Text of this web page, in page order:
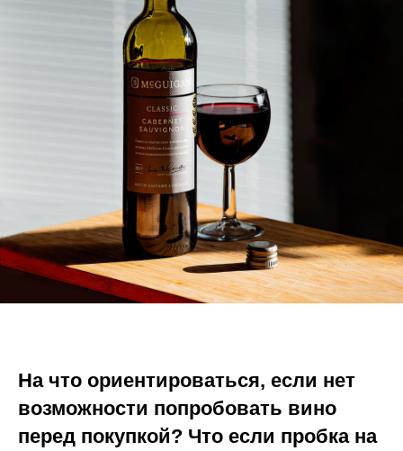
На что ориентироваться, если нет
возможности попробовать вино
перед покупкой? Что если пробка на